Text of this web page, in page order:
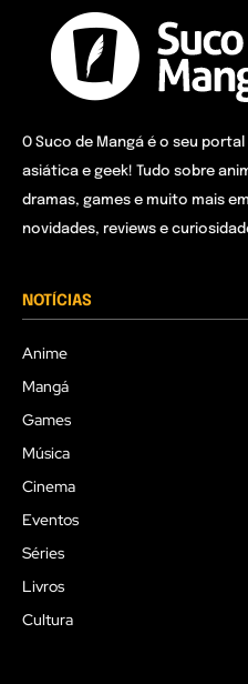
O Suco de Mangá é o seu
asiática e geek! Tudo sobre
dramas, games e muito mais
novidades, reviews e
NOTÍCIAS
Anime
Mangá
Games
Música
Cinema
Eventos
Séries
Livros
Cultura